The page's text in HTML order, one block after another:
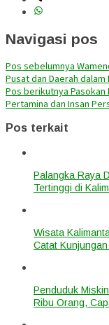
Navigasi pos
Pos sebelumnya
Pusat dan Daerah dalam
Pos berikutnya Pasokan
Pertamina dan Insan
Pos terkait
Palangka Raya
Tertinggi di
Wisata
Catat
Penduduk
Ribu Orang,